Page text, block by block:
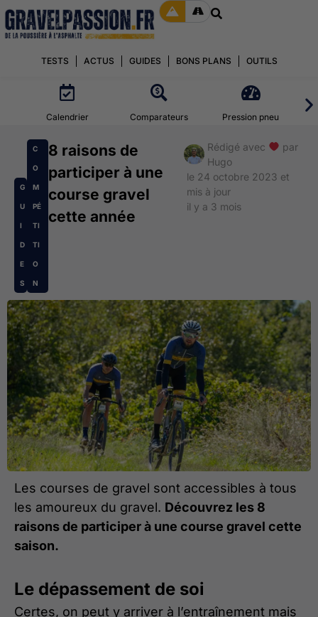
TESTS ACTUS GUIDES BONS PLANS OUTILS
Calendrier Comparateurs Pression pneu
G
U
I
D
E
S
C
O
M
PÉ
TI
TI
O
N
8 raisons de
participer à une
course gravel
cette année
Rédigé avec
par
Hugo
le 24 octobre 2023 et
mis à jour
il y a 3 mois
Les courses de gravel sont accessibles à tous
les amoureux du gravel. Découvrez les 8
raisons de participer à une course gravel cette
saison.
Le dépassement de soi
Certes, on peut y arriver à l’entraînement mais